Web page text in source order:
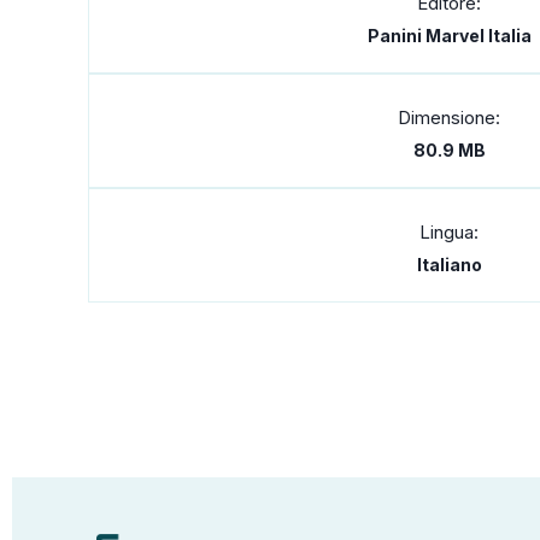
Panini Marvel Italia
Dimensione:
80.9 MB
Lingua:
Italiano